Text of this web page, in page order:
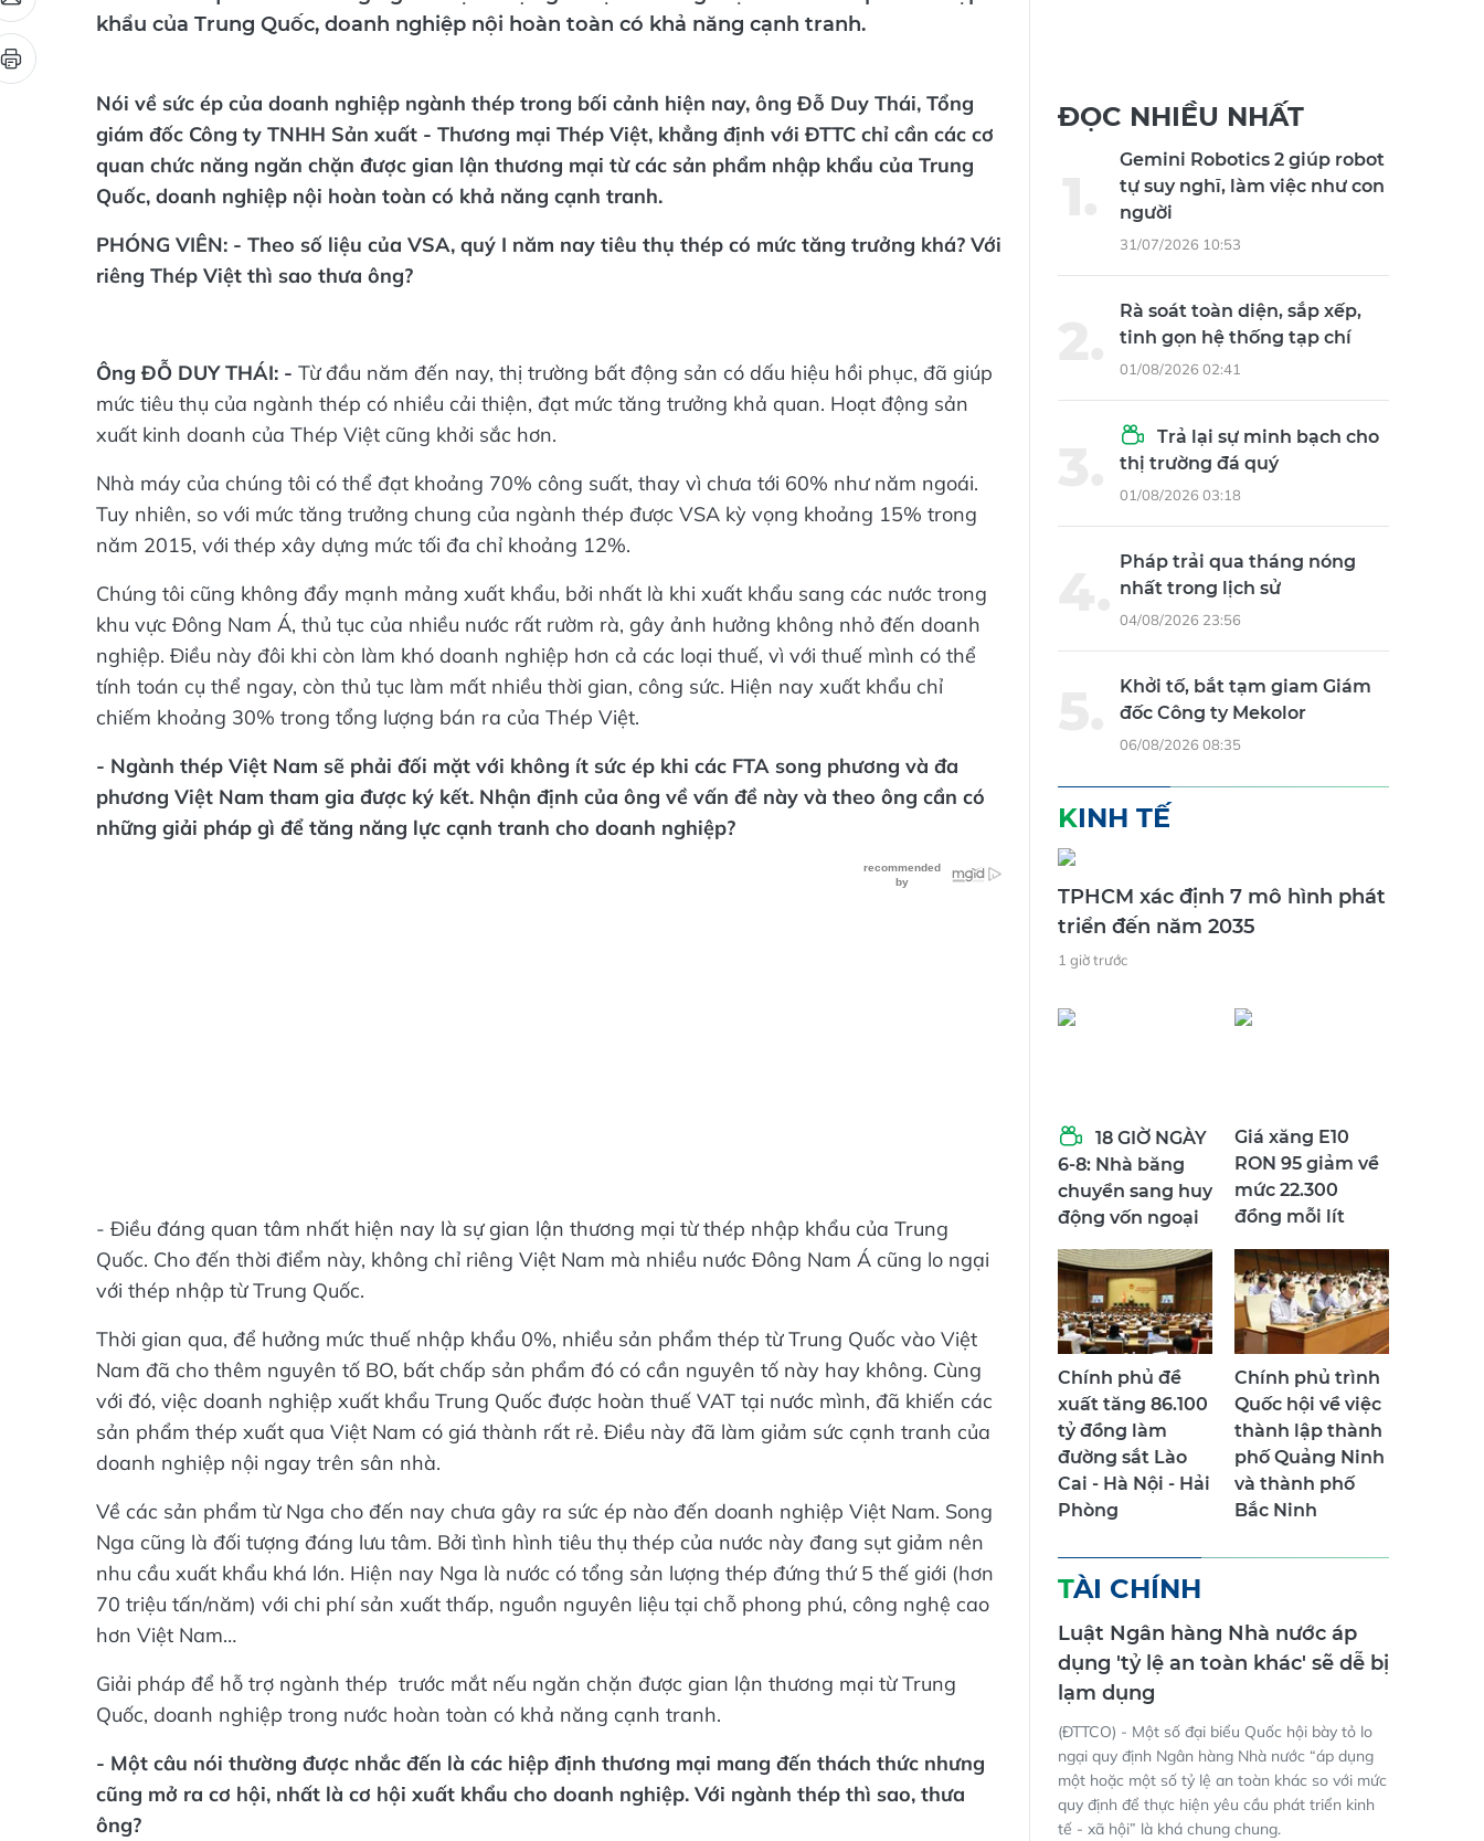
khẩu của Trung Quốc, doanh nghiệp nội hoàn toàn có khả năng cạnh tranh.
Nói về sức ép của doanh nghiệp ngành thép trong bối cảnh hiện nay, ông Đỗ Duy Thái, Tổng
giám đốc Công ty TNHH Sản xuất - Thương mại Thép Việt, khẳng định với ĐTTC chỉ cần các cơ
quan chức năng ngăn chặn được gian lận thương mại từ các sản phẩm nhập khẩu của Trung
Quốc, doanh nghiệp nội hoàn toàn có khả năng cạnh tranh.
PHÓNG VIÊN: - Theo số liệu của VSA, quý I năm nay tiêu thụ thép có mức tăng trưởng khá? Với
riêng Thép Việt thì sao thưa ông?
Ông ĐỖ DUY THÁI: - Từ đầu năm đến nay, thị trường bất động sản có dấu hiệu hồi phục, đã giúp
mức tiêu thụ của ngành thép có nhiều cải thiện, đạt mức tăng trưởng khả quan. Hoạt động sản
xuất kinh doanh của Thép Việt cũng khởi sắc hơn.
Nhà máy của chúng tôi có thể đạt khoảng 70% công suất, thay vì chưa tới 60% như năm ngoái.
Tuy nhiên, so với mức tăng trưởng chung của ngành thép được VSA kỳ vọng khoảng 15% trong
năm 2015, với thép xây dựng mức tối đa chỉ khoảng 12%.
Chúng tôi cũng không đẩy mạnh mảng xuất khẩu, bởi nhất là khi xuất khẩu sang các nước trong
khu vực Đông Nam Á, thủ tục của nhiều nước rất rườm rà, gây ảnh hưởng không nhỏ đến doanh
nghiệp. Điều này đôi khi còn làm khó doanh nghiệp hơn cả các loại thuế, vì với thuế mình có thể
tính toán cụ thể ngay, còn thủ tục làm mất nhiều thời gian, công sức. Hiện nay xuất khẩu chỉ
chiếm khoảng 30% trong tổng lượng bán ra của Thép Việt.
- Ngành thép Việt Nam sẽ phải đối mặt với không ít sức ép khi các FTA song phương và đa
phương Việt Nam tham gia được ký kết. Nhận định của ông về vấn đề này và theo ông cần có
những giải pháp gì để tăng năng lực cạnh tranh cho doanh nghiệp?
- Điều đáng quan tâm nhất hiện nay là sự gian lận thương mại từ thép nhập khẩu của Trung
Quốc. Cho đến thời điểm này, không chỉ riêng Việt Nam mà nhiều nước Đông Nam Á cũng lo ngại
với thép nhập từ Trung Quốc.
Thời gian qua, để hưởng mức thuế nhập khẩu 0%, nhiều sản phẩm thép từ Trung Quốc vào Việt
Nam đã cho thêm nguyên tố BO, bất chấp sản phẩm đó có cần nguyên tố này hay không. Cùng
với đó, việc doanh nghiệp xuất khẩu Trung Quốc được hoàn thuế VAT tại nước mình, đã khiến các
sản phẩm thép xuất qua Việt Nam có giá thành rất rẻ. Điều này đã làm giảm sức cạnh tranh của
doanh nghiệp nội ngay trên sân nhà.
Về các sản phẩm từ Nga cho đến nay chưa gây ra sức ép nào đến doanh nghiệp Việt Nam. Song
Nga cũng là đối tượng đáng lưu tâm. Bởi tình hình tiêu thụ thép của nước này đang sụt giảm nên
nhu cầu xuất khẩu khá lớn. Hiện nay Nga là nước có tổng sản lượng thép đứng thứ 5 thế giới (hơn
70 triệu tấn/năm) với chi phí sản xuất thấp, nguồn nguyên liệu tại chỗ phong phú, công nghệ cao
hơn Việt Nam…
Giải pháp để hỗ trợ ngành thép trước mắt nếu ngăn chặn được gian lận thương mại từ Trung
Quốc, doanh nghiệp trong nước hoàn toàn có khả năng cạnh tranh.
- Một câu nói thường được nhắc đến là các hiệp định thương mại mang đến thách thức nhưng
cũng mở ra cơ hội, nhất là cơ hội xuất khẩu cho doanh nghiệp. Với ngành thép thì sao, thưa
ông?
ĐỌC NHIỀU NHẤT
Gemini Robotics 2 giúp robot
tự suy nghĩ, làm việc như con
người
31/07/2026 10:53
Rà soát toàn diện, sắp xếp,
tinh gọn hệ thống tạp chí
01/08/2026 02:41
Trả lại sự minh bạch cho
thị trường đá quý
01/08/2026 03:18
Pháp trải qua tháng nóng
nhất trong lịch sử
04/08/2026 23:56
Khởi tố, bắt tạm giam Giám
đốc Công ty Mekolor
06/08/2026 08:35
KINH TẾ
TPHCM xác định 7 mô hình phát
triển đến năm 2035
1 giờ trước
18 GIỜ NGÀY
6-8: Nhà băng
chuyển sang huy
động vốn ngoại
Giá xăng E10
RON 95 giảm về
mức 22.300
đồng mỗi lít
Chính phủ đề
xuất tăng 86.100
tỷ đồng làm
đường sắt Lào
Cai - Hà Nội - Hải
Phòng
Chính phủ trình
Quốc hội về việc
thành lập thành
phố Quảng Ninh
và thành phố
Bắc Ninh
TÀI CHÍNH
Luật Ngân hàng Nhà nước áp
dụng 'tỷ lệ an toàn khác' sẽ dễ bị
lạm dụng
(ĐTTCO) - Một số đại biểu Quốc hội bày tỏ lo
ngại quy định Ngân hàng Nhà nước “áp dụng
một hoặc một số tỷ lệ an toàn khác so với mức
quy định để thực hiện yêu cầu phát triển kinh
tế - xã hội” là khá chung chung.